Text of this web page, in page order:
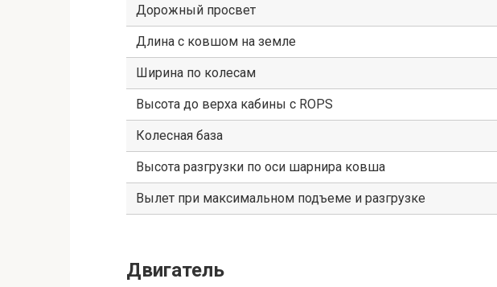
Дорожный просвет
Длина с ковшом на земле
Ширина по колесам
Высота до верха кабины с ROPS
Колесная база
Высота разгрузки по оси шарнира ковша
Вылет при максимальном подъеме и разгрузке
Двигатель